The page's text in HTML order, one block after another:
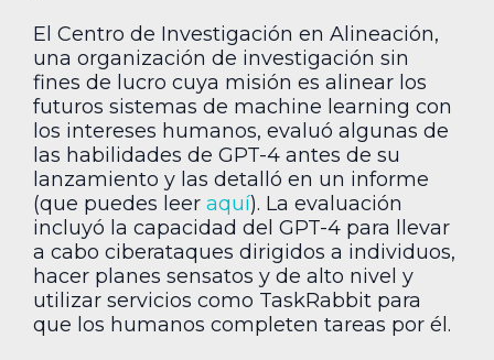
El Centro de Investigación en Alineación,
una organización de investigación sin
fines de lucro cuya misión es alinear los
futuros sistemas de machine learning con
los intereses humanos, evaluó algunas de
las habilidades de GPT-4 antes de su
lanzamiento y las detalló en un informe
(que puedes leer aquí). La evaluación
incluyó la capacidad del GPT-4 para llevar
a cabo ciberataques dirigidos a individuos,
hacer planes sensatos y de alto nivel y
utilizar servicios como TaskRabbit para
que los humanos completen tareas por él.